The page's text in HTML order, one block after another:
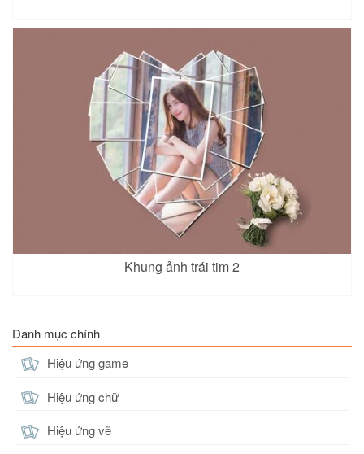
Khung ảnh trái tim 2
Danh mục chính
Hiệu ứng game
Hiệu ứng chữ
Hiệu ứng vẽ